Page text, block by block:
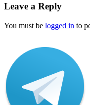
Leave a Reply
You must be logged in to